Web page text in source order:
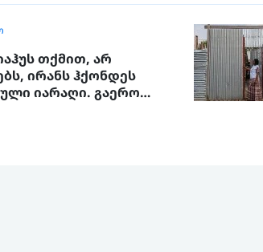
ამოიღეს
თქმით, არ
ირანს ჰქონდეს
იარაღი. გაერო